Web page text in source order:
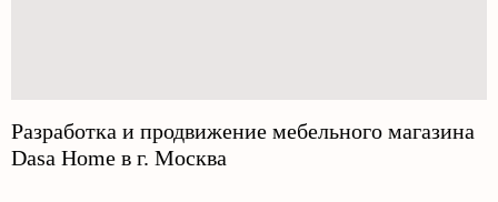
Разработка и продвижение мебельного магазина
Dasa Home в г. Москва